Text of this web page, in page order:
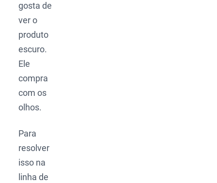
gosta de
ver o
produto
escuro.
Ele
compra
com os
olhos.
Para
resolver
isso na
linha de